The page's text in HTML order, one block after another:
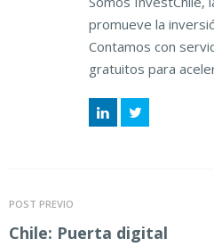
promueve la
Contamos con
gratuitos para
POST PREVIO
Chile: Puerta digital